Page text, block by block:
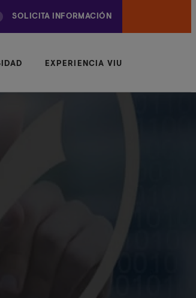
SOLICITA INFORMACIÓN
EXPERIENCIA VIU